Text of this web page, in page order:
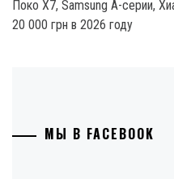
Поко X7, Samsung А-серии,
20 000 грн в 2026 году
МЫ В FACEBOOK